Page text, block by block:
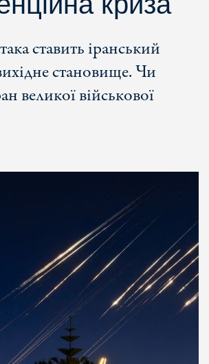
ставить іранський
становище. Чи
великої військової